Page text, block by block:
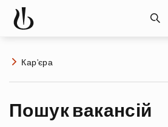
Кар’єра
Пошук вакансій